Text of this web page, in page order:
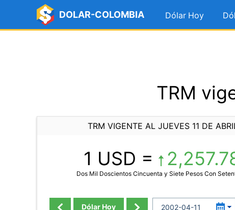
DOLAR-COLOMBIA Dólar Hoy
TRM
TRM VIGENTE AL JUEVES 11 DE
1 USD =
Dos Mil Doscientos Cincuenta y Siete Pesos Con
Dólar Hoy